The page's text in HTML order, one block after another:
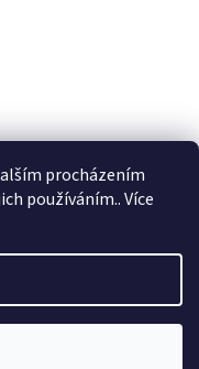
procházením
používáním.. Více
práva vyhrazena.